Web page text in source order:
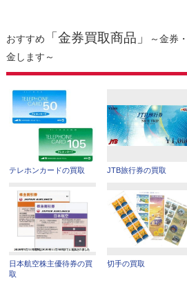
おすすめ 「金券買取商品」
～金券
金します～
テレホンカードの買取 JTB旅行券の買取
日本航空株主優待券の買
取
切手の買取